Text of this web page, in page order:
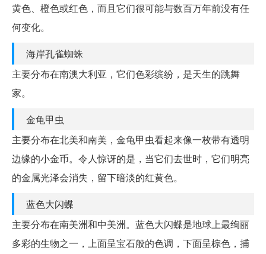
黄色、橙色或红色，而且它们很可能与数百万年前没有任
何变化。
海岸孔雀蜘蛛
主要分布在南澳大利亚，它们色彩缤纷，是天生的跳舞
家。
金龟甲虫
主要分布在北美和南美，金龟甲虫看起来像一枚带有透明
边缘的小金币。令人惊讶的是，当它们去世时，它们明亮
的金属光泽会消失，留下暗淡的红黄色。
蓝色大闪蝶
主要分布在南美洲和中美洲。蓝色大闪蝶是地球上最绚丽
多彩的生物之一，上面呈宝石般的色调，下面呈棕色，捕